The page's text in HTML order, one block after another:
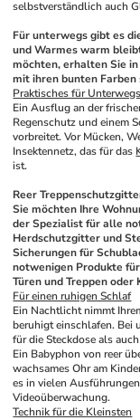
selbstverständlich auch
Für unterwegs gibt es
und Warmes warm
möchten, erhalten Sie
mit ihren bunten Farben
Praktisches für Unterwegs
Ein Ausflug an der
Regenschutz und einem
vorbreitet. Vor Mücken,
Insektennetz, das für das
ist.
Reer
Sie möchten Ihre
der Spezialist für alle
Herdschutzgitter und
Sicherungen für
notwenigen Produkte
Türen und Treppen
Für einen ruhigen Schlaf
Ein Nachtlicht nimmt
beruhigt einschlafen. Bei
für die Steckdose als
Ein Babyphon von reer
wachsames Ohr am
es in vielen
Videoüberwachung.
Technik für die Kleinsten